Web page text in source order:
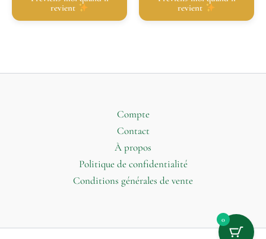
revient
revient
Compte
Contact
À propos
Politique de confidentialité
Conditions générales de vente
0